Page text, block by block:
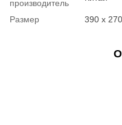
производитель
Размер 390 x